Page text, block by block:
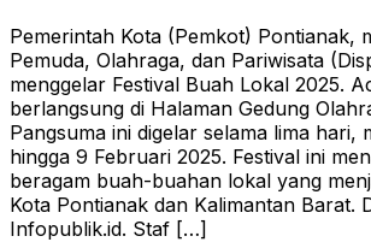
Pemerintah Kota (Pemkot) Pontianak,
Pemuda, Olahraga, dan Pariwisata
menggelar Festival Buah Lokal 2025.
berlangsung di Halaman Gedung
Pangsuma ini digelar selama lima hari,
hingga 9 Februari 2025. Festival ini
beragam buah-buahan lokal yang
Kota Pontianak dan Kalimantan Barat.
Infopublik.id. Staf […]